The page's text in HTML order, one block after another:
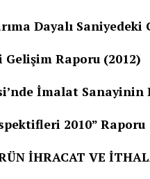
Saniyedeki
Raporu (2012)
İmalat Sanayinin
2010” Raporu
İHRACAT VE